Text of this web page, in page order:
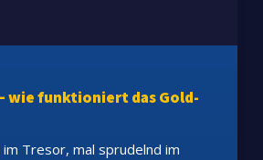
wie funktioniert das Gold-
Tresor, mal sprudelnd im